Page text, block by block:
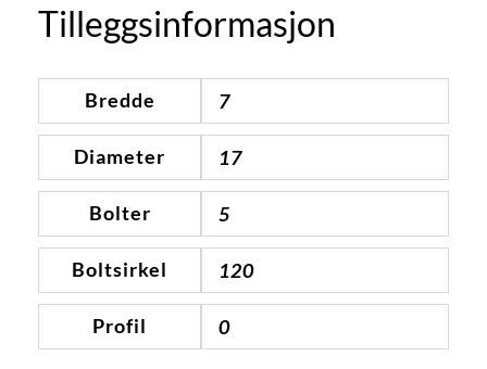
Tilleggsinformasjon
Bredde 7
Diameter 17
Bolter 5
Boltsirkel 120
Profil 0